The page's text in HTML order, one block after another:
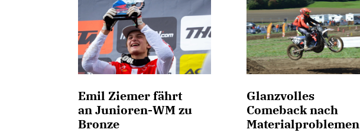
Emil Ziemer fährt
an Junioren-WM zu
Bronze
Glanzvolles
Comeback nach
Materialproblemen